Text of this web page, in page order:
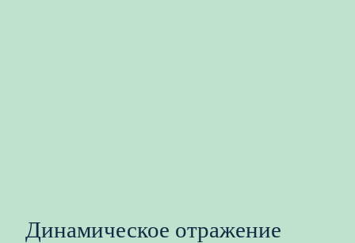
Динамическое отражение